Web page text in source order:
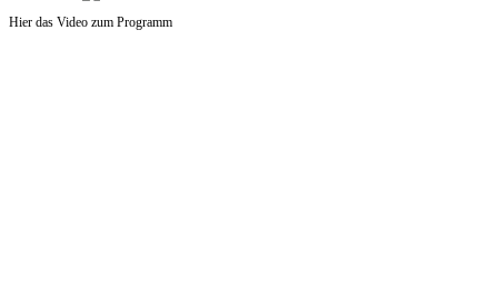
Hier das Video zum Programm